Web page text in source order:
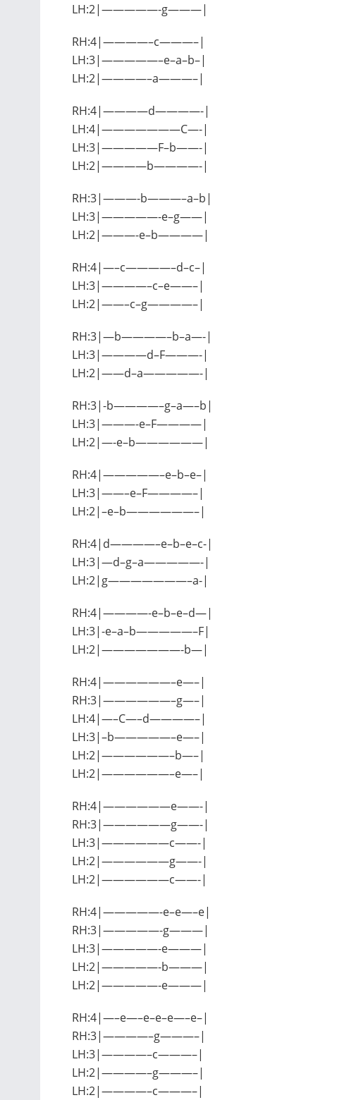
LH:2|—————-g———|
RH:4|————–c———–|
LH:3|—————–e–a–b–|
LH:2|————–a———–|
RH:4|————d————-|
LH:4|———————C—-|
LH:3|—————F–b——-|
LH:2|————b————-|
RH:3|———-b———–a–b|
LH:3|—————-e–g——|
LH:2|———-e–b————|
RH:4|—–c————–d–c–|
LH:3|————–c–e——–|
LH:2|——–c–g————–|
RH:3|—b————–b–a—-|
LH:3|————d–F———-|
LH:2|——d–a—————-|
RH:3|-b————–g–a—–b|
LH:3|———-e–F————|
LH:2|—-e–b——————|
RH:4|—————–e–b–e–|
LH:3|——–e–F————–|
LH:2|–e–b——————–|
RH:4|d————–e–b–e–c-|
LH:3|—d–g–a—————-|
LH:2|g———————–a-|
RH:4|————-e–b–e–d—|
LH:3|-e–a–b—————–F|
LH:2|———————-b—|
RH:4|——————–e—–|
RH:3|——————–g—–|
LH:4|—–C—–d————–|
LH:3|–b—————–e—–|
LH:2|——————–b—–|
LH:2|——————–e—–|
RH:4|——————e——-|
RH:3|——————g——-|
LH:3|——————c——-|
LH:2|——————g——-|
LH:2|——————c——-|
RH:4|—————-e–e—–e|
RH:3|—————-g———|
LH:3|—————-e———|
LH:2|—————-b———|
LH:2|—————-e———|
RH:4|—–e—–e–e–e—–e–|
RH:3|————–g———–|
LH:3|————–c———–|
LH:2|————–g———–|
LH:2|————–c———–|